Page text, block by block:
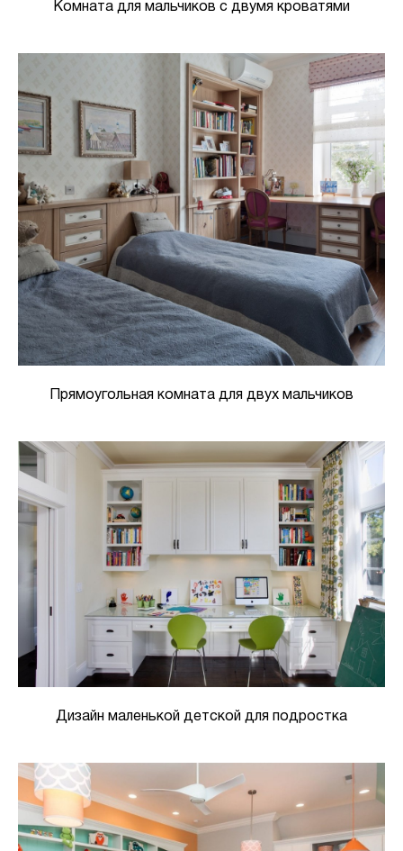
Комната для мальчиков с двумя кроватями
Прямоугольная комната для двух мальчиков
Дизайн маленькой детской для подростка